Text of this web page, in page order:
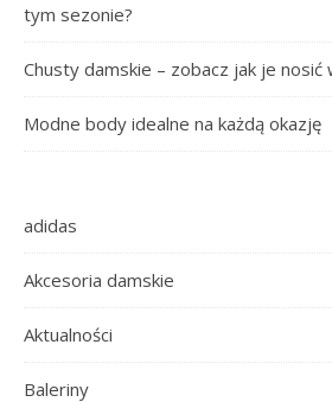
tym sezonie?
Chusty damskie – zobacz jak je nosić
Modne body idealne na każdą okazję
adidas
Akcesoria damskie
Aktualności
Baleriny